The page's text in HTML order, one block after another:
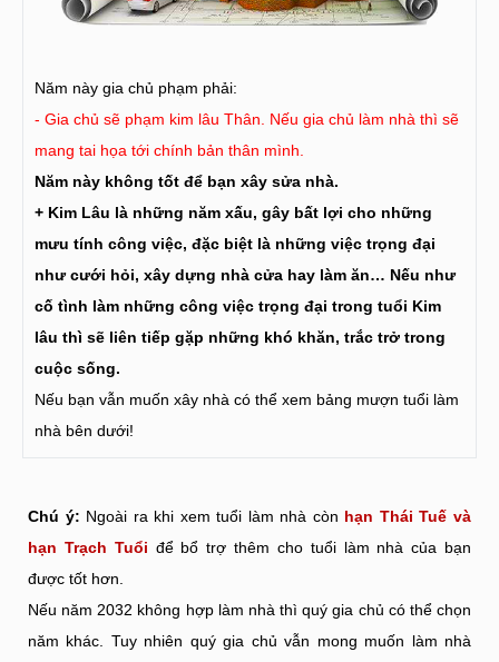
Năm này gia chủ phạm phải:
- Gia chủ sẽ phạm kim lâu Thân. Nếu gia chủ làm nhà thì sẽ
mang tai họa tới chính bản thân mình.
Năm này không tốt để bạn xây sửa nhà.
+ Kim Lâu là những năm xấu, gây bất lợi cho những
mưu tính công việc, đặc biệt là những việc trọng đại
như cưới hỏi, xây dựng nhà cửa hay làm ăn… Nếu như
cố tình làm những công việc trọng đại trong tuổi Kim
lâu thì sẽ liên tiếp gặp những khó khăn, trắc trở trong
cuộc sống.
Nếu bạn vẫn muốn xây nhà có thể xem bảng mượn tuổi làm
nhà bên dưới!
Chú ý: Ngoài ra khi xem tuổi làm nhà còn hạn Thái Tuế và
hạn Trạch Tuổi để bổ trợ thêm cho tuổi làm nhà của bạn
được tốt hơn.
Nếu năm 2032 không hợp làm nhà thì quý gia chủ có thể chọn
năm khác. Tuy nhiên quý gia chủ vẫn mong muốn làm nhà